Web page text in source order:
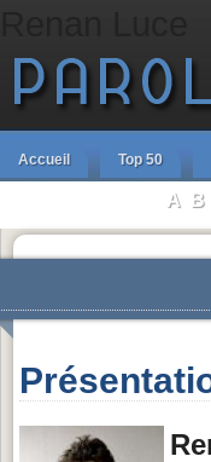
Accueil Top 50
A B